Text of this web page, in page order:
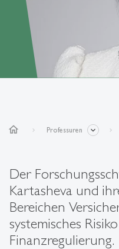
home Professuren
Der
Kartasheva und
Bereichen
systemisches
Finanzregulierung.